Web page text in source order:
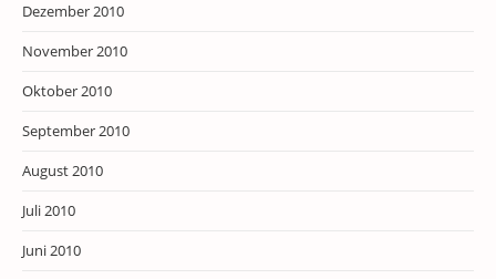
Dezember 2010
November 2010
Oktober 2010
September 2010
August 2010
Juli 2010
Juni 2010